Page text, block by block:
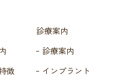
徴
診療案内
診療案内
インプラント